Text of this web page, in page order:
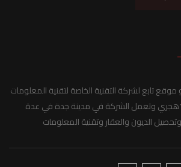
تابع لشركة التقنية الخاصة لتقنية المعلومات
التي نشأت في عام 1419هجري وتعمل الشركة في مدينة جدة في عدة
الديون والعقار وتقنية المعلومات